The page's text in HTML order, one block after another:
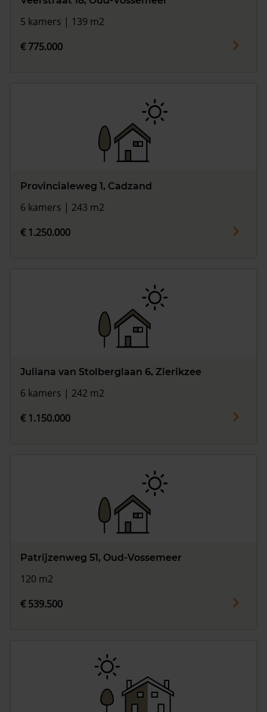
5 kamers | 139 m2
€ 775.000
Provincialeweg 1, Cadzand
6 kamers | 243 m2
€ 1.250.000
Juliana van Stolberglaan 6, Zierikzee
6 kamers | 242 m2
€ 1.150.000
Patrijzenweg 51, Oud-Vossemeer
120 m2
€ 539.500